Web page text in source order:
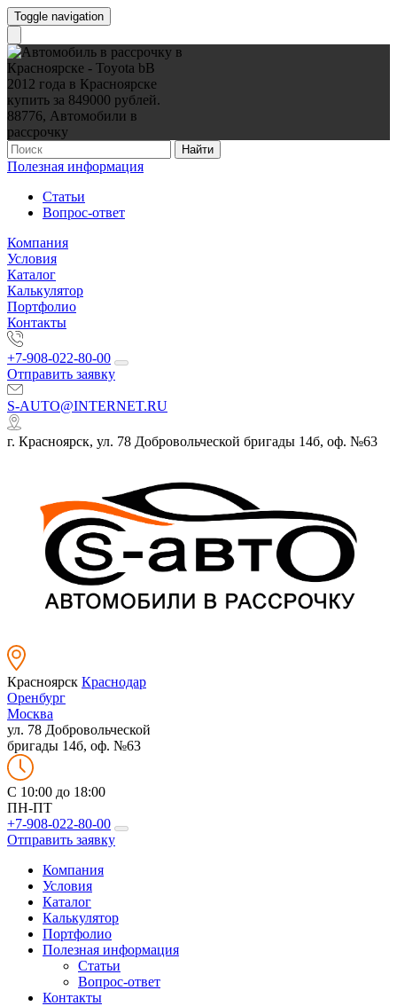
Toggle navigation
Найти
Полезная информация
Статьи
Вопрос-ответ
Компания
Условия
Каталог
Калькулятор
Портфолио
Контакты
+7-908-022-80-00
Отправить заявку
S-AUTO@INTERNET.RU
г. Красноярск, ул. 78 Добровольческой бригады 14б, оф. №63
Красноярск Краснодар
Оренбург
Москва
ул. 78 Добровольческой
бригады 14б, оф. №63
C 10:00 до 18:00
ПН-ПТ
+7-908-022-80-00
Отправить заявку
Компания
Условия
Каталог
Калькулятор
Портфолио
Полезная информация
Статьи
Вопрос-ответ
Контакты